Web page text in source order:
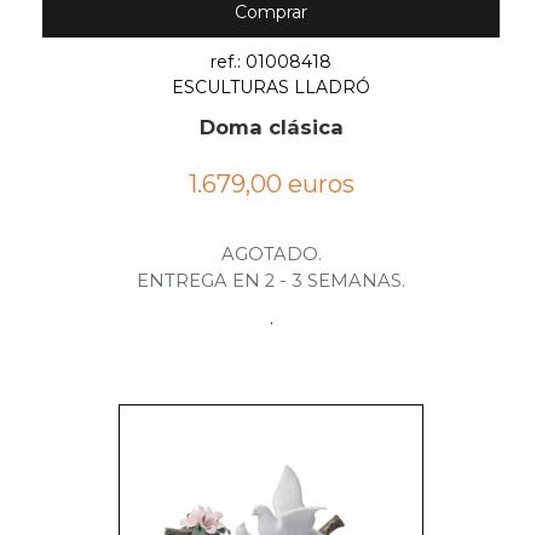
Comprar
ref.: 01008418
ESCULTURAS LLADRÓ
Doma clásica
1.679,00 euros
AGOTADO.
ENTREGA EN 2 - 3 SEMANAS.
.